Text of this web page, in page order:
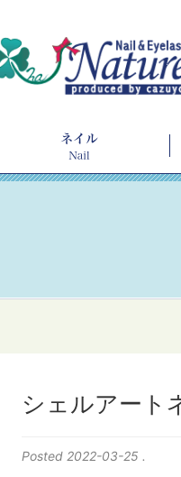
シェルアート
Posted 2022-03-25 .